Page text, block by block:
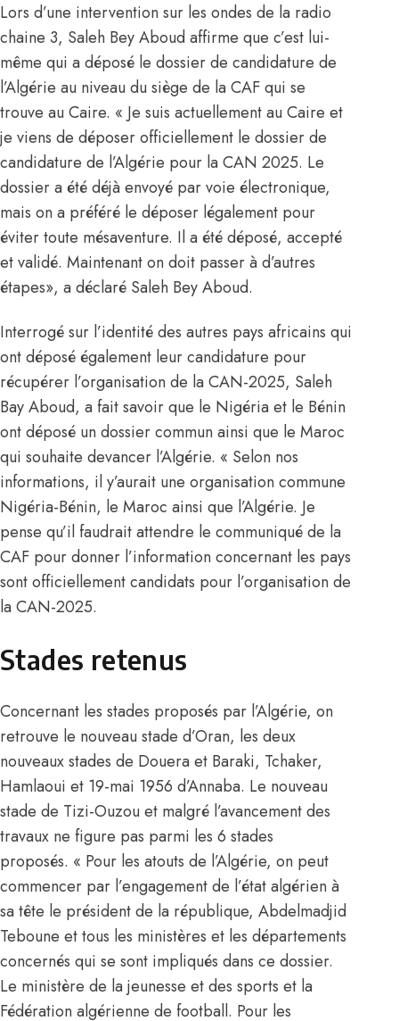
Lors d’une intervention sur les ondes de la radio
chaine 3, Saleh Bey Aboud affirme que c’est lui-
même qui a déposé le dossier de candidature de
l’Algérie au niveau du siège de la CAF qui se
trouve au Caire. « Je suis actuellement au Caire et
je viens de déposer officiellement le dossier de
candidature de l’Algérie pour la CAN 2025. Le
dossier a été déjà envoyé par voie électronique,
mais on a préféré le déposer légalement pour
éviter toute mésaventure. Il a été déposé, accepté
et validé. Maintenant on doit passer à d’autres
étapes», a déclaré Saleh Bey Aboud.
Interrogé sur l’identité des autres pays africains qui
ont déposé également leur candidature pour
récupérer l’organisation de la CAN-2025, Saleh
Bay Aboud, a fait savoir que le Nigéria et le Bénin
ont déposé un dossier commun ainsi que le Maroc
qui souhaite devancer l’Algérie. « Selon nos
informations, il y’aurait une organisation commune
Nigéria-Bénin, le Maroc ainsi que l’Algérie. Je
pense qu’il faudrait attendre le communiqué de la
CAF pour donner l’information concernant les pays
sont officiellement candidats pour l’organisation de
la CAN-2025.
Stades retenus
Concernant les stades proposés par l’Algérie, on
retrouve le nouveau stade d’Oran, les deux
nouveaux stades de Douera et Baraki, Tchaker,
Hamlaoui et 19-mai 1956 d’Annaba. Le nouveau
stade de Tizi-Ouzou et malgré l’avancement des
travaux ne figure pas parmi les 6 stades
proposés. « Pour les atouts de l’Algérie, on peut
commencer par l’engagement de l’état algérien à
sa tête le président de la république, Abdelmadjid
Teboune et tous les ministères et les départements
concernés qui se sont impliqués dans ce dossier.
Le ministère de la jeunesse et des sports et la
Fédération algérienne de football. Pour les